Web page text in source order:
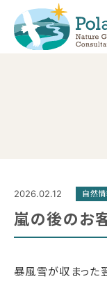
2026.02.12 自然
嵐の後のお
暴風雪が収まった